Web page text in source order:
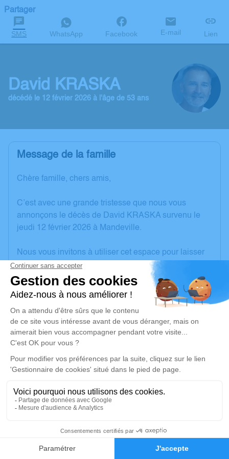
Faire-part Hommages
Partager
SMS WhatsApp Facebook E-mail Lien
David KRASKA
décédé le 12 février 2026 à l'âge de 53 ans
Message de la famille
Chère famille, chers amis,
C’est avec une grande tristesse que nous vous
annonçons le décès de David KRASKA survenu le
jeudi 12 février 2026 à Mandeville.
Nous vous invitons à utiliser cet espace pour laisser
vos condoléances, partager des photos souvenirs,
une anecdote ou exprimer vos pensées à travers des
poèmes ou des textes. Cet endroit est un lieu
d'expression dédié à honorer la mémoire de David
KRASKA.
Un service de plantation d’arbre hommage est
disponible ici.
Je rends hommage
Cérémonie religieuse
Église Notre Dame de Mandeville